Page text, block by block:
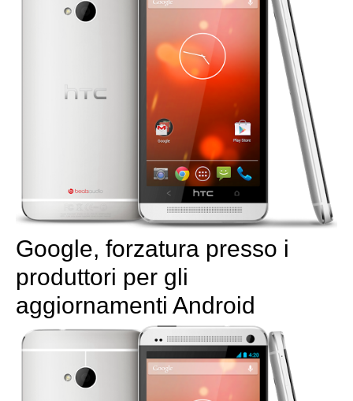
Google, forzatura presso i
produttori per gli
aggiornamenti Android